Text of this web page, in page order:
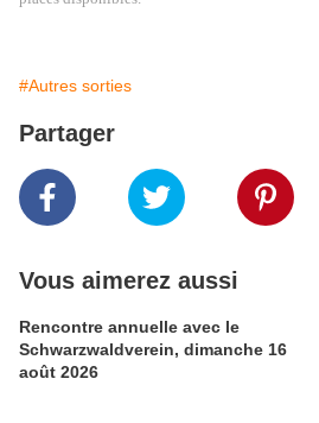
#Autres sorties
Partager
Vous aimerez aussi
Rencontre annuelle avec le
Schwarzwaldverein, dimanche 16
août 2026